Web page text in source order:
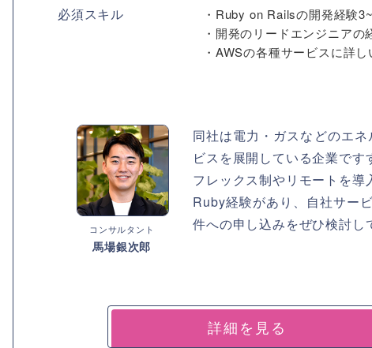
必須スキル
・Ruby on Railsの開発経験
・開発のリードエンジニアの
・AWSの各種サービスに詳
コンサルタント
馬場銀次郎
同社は電力・ガスなどのエ
ビスを展開している企業です
フレックス制やリモートを導
Ruby経験があり、自社サー
件への申し込みをぜひ検討し
詳細を見る